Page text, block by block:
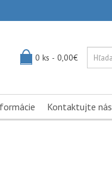
0 ks - 0,00€
Kontaktujte nás